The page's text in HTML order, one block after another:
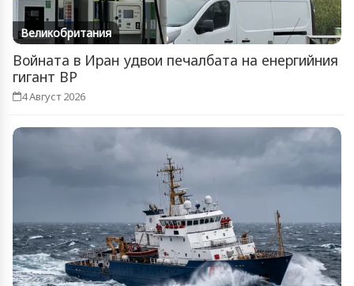
Великобритания
Войната в Иран удвои печалбата на енергийния
гигант BP
4 Август 2026